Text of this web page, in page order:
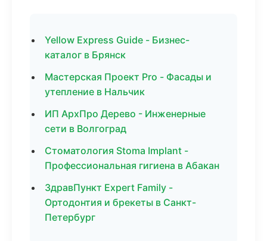
Yellow Express Guide - Бизнес-
каталог в Брянск
Мастерская Проект Pro - Фасады и
утепление в Нальчик
ИП АрхПро Дерево - Инженерные
сети в Волгоград
Стоматология Stoma Implant -
Профессиональная гигиена в Абакан
ЗдравПункт Expert Family -
Ортодонтия и брекеты в Санкт-
Петербург